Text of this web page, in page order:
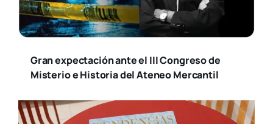
Gran expectación ante el III Congreso de
Misterio e Historia del Ateneo Mercantil